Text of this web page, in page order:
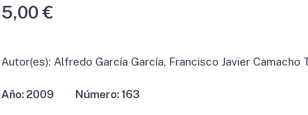
5,00€
Autor(es): Alfredo García García, Francisco Javier Camacho
Año:2009 Número:163